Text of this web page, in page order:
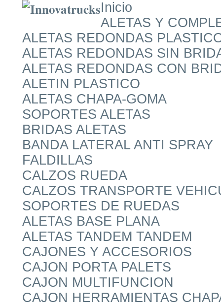
Inicio
ALETAS Y
ALETAS REDONDAS
ALETAS REDONDAS SIN
ALETAS REDONDAS CON
ALETIN PLASTICO
ALETAS CHAPA-GOMA
SOPORTES ALETAS
BRIDAS ALETAS
BANDA LATERAL ANTI SPRAY
FALDILLAS
CALZOS RUEDA
CALZOS TRANSPORTE
SOPORTES DE RUEDAS
ALETAS BASE PLANA
ALETAS TANDEM TANDEM
CAJONES Y ACCESORIOS
CAJON PORTA PALETS
CAJON MULTIFUNCION
CAJON HERRAMIENTAS